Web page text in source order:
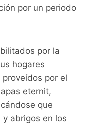
por un periodo
por la
hogares
por el
eternit,
que
y abrigos en los